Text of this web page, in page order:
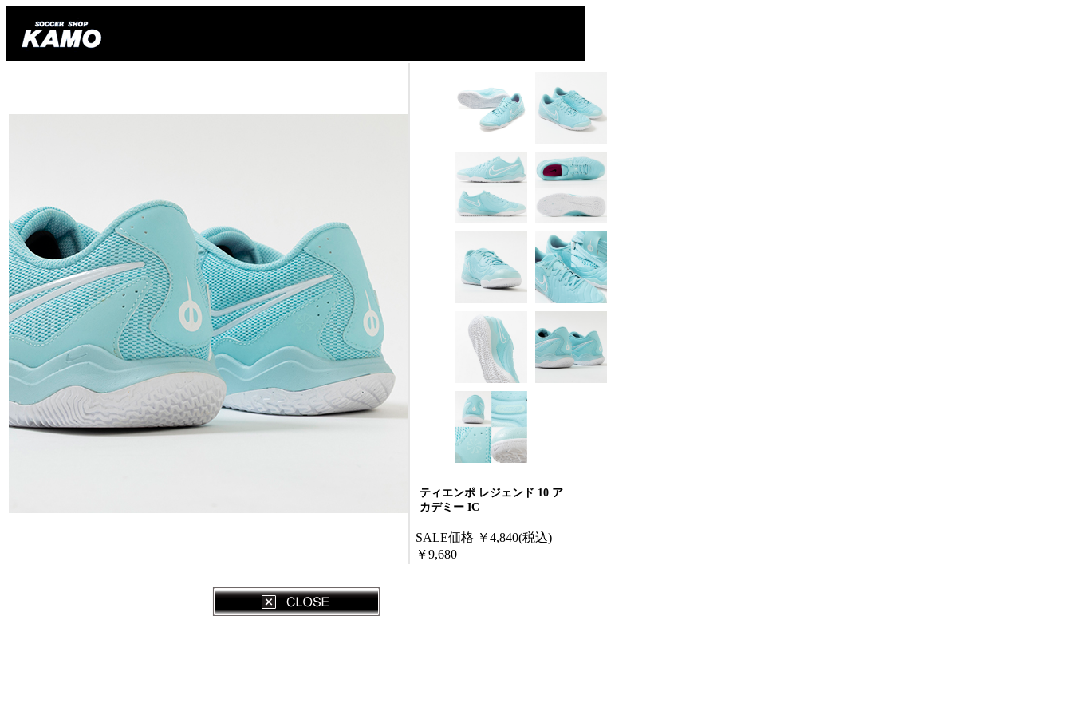
ティエンポ レジェンド 10 ア
カデミー IC
SALE価格 ￥4,840(税込)
￥9,680